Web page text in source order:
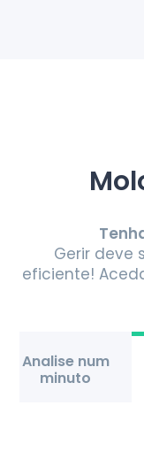
Gerir deve
eficiente!
Analise num
minuto